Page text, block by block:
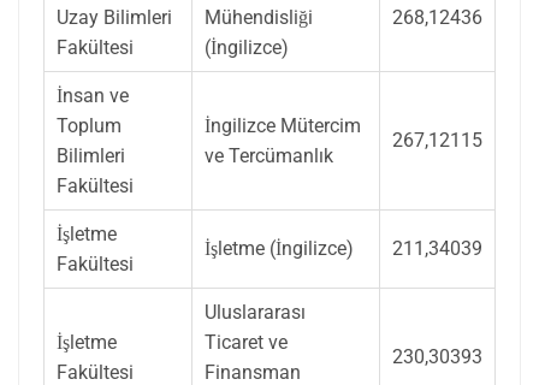
Uzay Bilimleri
Fakültesi
Mühendisliği
(İngilizce)
268,12436
İnsan ve
Toplum
Bilimleri
Fakültesi
İngilizce Mütercim
ve Tercümanlık
267,12115
İşletme
Fakültesi
İşletme (İngilizce) 211,34039
İşletme
Fakültesi
Uluslararası
Ticaret ve
Finansman
230,30393